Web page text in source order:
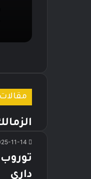
11-14
داري